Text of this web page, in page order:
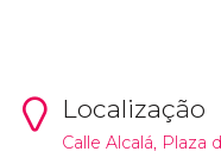
Localização
Calle Alcalá, Plaza